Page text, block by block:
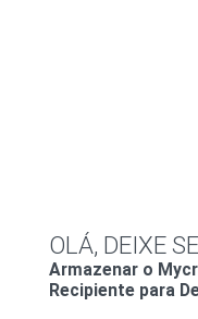
OLÁ, DEIXE
Armazenar o
Recipiente para